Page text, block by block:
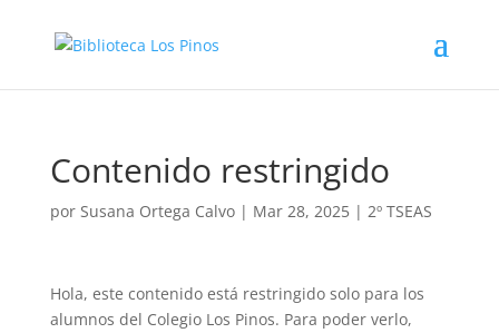
Contenido restringido
por Susana Ortega Calvo| Mar 28, 2025| 2º TSEAS
Hola, este contenido está restringido solo para los
alumnos del Colegio Los Pinos. Para poder verlo,